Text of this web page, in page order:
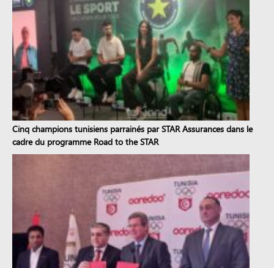
Cinq champions tunisiens parrainés par STAR Assurances dans le
cadre du programme Road to the STAR